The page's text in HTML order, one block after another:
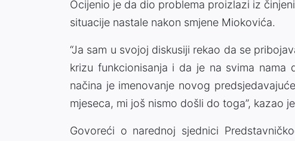
Ocijenio je da dio problema proizlazi iz
situacije nastale nakon smjene Miokovića.
“Ja sam u svojoj diskusiji rekao da se
krizu funkcionisanja i da je na svima
načina je imenovanje novog
mjeseca, mi još nismo došli do toga”, kazao
Govoreći o narednoj sjednici